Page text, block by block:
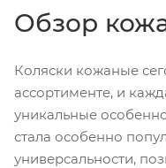
Обзор
Коляски кожаные
ассортименте, и
уникальные
стала особенно
универсальности,